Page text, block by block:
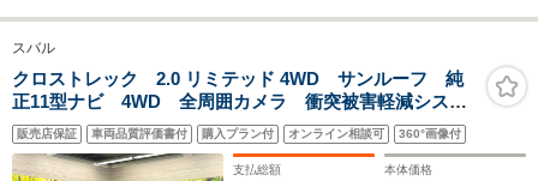
スバル
クロストレック 2.0 リミテッド 4WD サンルーフ 純
正11型ナビ 4WD 全周囲カメラ 衝突被害軽減システ
ム レーダークルーズ 禁煙車 ハーフレザーシート
スマートキー LEDヘッド ビルトインETC 純正18イ
ンチアルミ
販売店保証 車両品質評価書付 購入プラン付 オンライン相談可 360°画像付
支払総額 本体価格